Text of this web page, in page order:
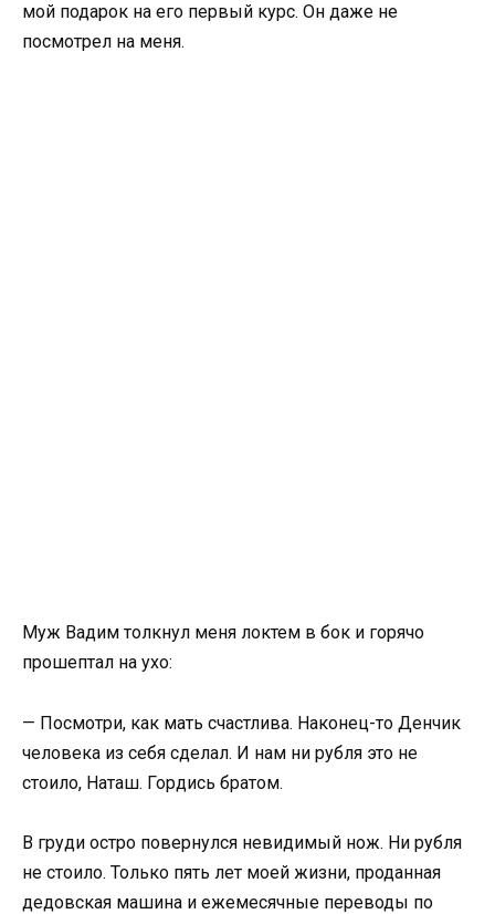
мой подарок на его первый курс. Он даже не
посмотрел на меня.
Муж Вадим толкнул меня локтем в бок и горячо
прошептал на ухо:
— Посмотри, как мать счастлива. Наконец-то Денчик
человека из себя сделал. И нам ни рубля это не
стоило, Наташ. Гордись братом.
В груди остро повернулся невидимый нож. Ни рубля
не стоило. Только пять лет моей жизни, проданная
дедовская машина и ежемесячные переводы по